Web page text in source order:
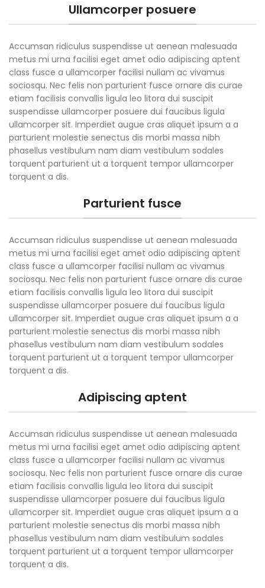
Ullamcorper posuere
Accumsan ridiculus suspendisse ut aenean malesuada
metus mi urna facilisi eget amet odio adipiscing aptent
class fusce a ullamcorper facilisi nullam ac vivamus
sociosqu. Nec felis non parturient fusce ornare dis curae
etiam facilisis convallis ligula leo litora dui suscipit
suspendisse ullamcorper posuere dui faucibus ligula
ullamcorper sit. Imperdiet augue cras aliquet ipsum a a
parturient molestie senectus dis morbi massa nibh
phasellus vestibulum nam diam vestibulum sodales
torquent parturient ut a torquent tempor ullamcorper
torquent a dis.
Parturient fusce
Accumsan ridiculus suspendisse ut aenean malesuada
metus mi urna facilisi eget amet odio adipiscing aptent
class fusce a ullamcorper facilisi nullam ac vivamus
sociosqu. Nec felis non parturient fusce ornare dis curae
etiam facilisis convallis ligula leo litora dui suscipit
suspendisse ullamcorper posuere dui faucibus ligula
ullamcorper sit. Imperdiet augue cras aliquet ipsum a a
parturient molestie senectus dis morbi massa nibh
phasellus vestibulum nam diam vestibulum sodales
torquent parturient ut a torquent tempor ullamcorper
torquent a dis.
Adipiscing aptent
Accumsan ridiculus suspendisse ut aenean malesuada
metus mi urna facilisi eget amet odio adipiscing aptent
class fusce a ullamcorper facilisi nullam ac vivamus
sociosqu. Nec felis non parturient fusce ornare dis curae
etiam facilisis convallis ligula leo litora dui suscipit
suspendisse ullamcorper posuere dui faucibus ligula
ullamcorper sit. Imperdiet augue cras aliquet ipsum a a
parturient molestie senectus dis morbi massa nibh
phasellus vestibulum nam diam vestibulum sodales
torquent parturient ut a torquent tempor ullamcorper
torquent a dis.